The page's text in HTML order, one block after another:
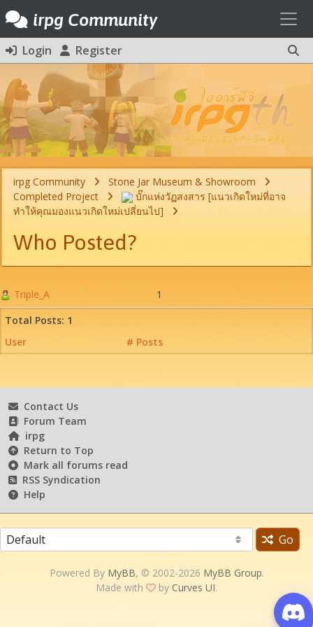
irpg Community
Login Register
irpg Community
Stone Jar Museum & Showroom
Completed Project
บั๊กแห่งวัฏสงสาร [แนวเกิดใหม่ที่อาจ
ทำให้คุณมองแนวเกิดใหม่เปลี่ยนไป]
Who Posted?
Triple_A
1
Total Posts: 1
User
# Posts
Contact Us
Forum Team
irpg
Return to Top
Mark all forums read
RSS Syndication
Help
Go
Powered By MyBB, © 2002-2026 MyBB Group.
Made with
by Curves UI.